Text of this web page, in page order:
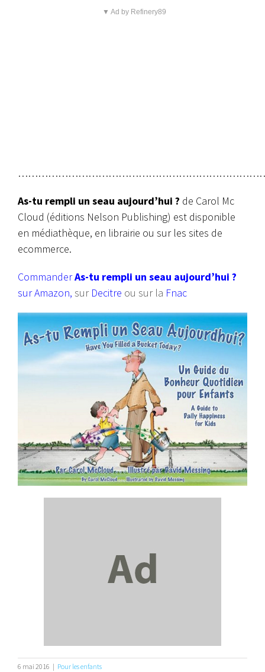
▼ Ad by Refinery89
As-tu rempli un seau aujourd’hui ? de Carol Mc
Cloud (éditions Nelson Publishing) est disponible
en médiathèque, en librairie ou sur les sites de
ecommerce.
CommanderAs-tu rempli un seau aujourd’hui ?
sur Amazon, sur Decitre ou sur la Fnac
6 mai 2016 | Pour les enfants